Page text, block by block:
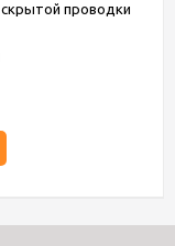
скрытой проводки